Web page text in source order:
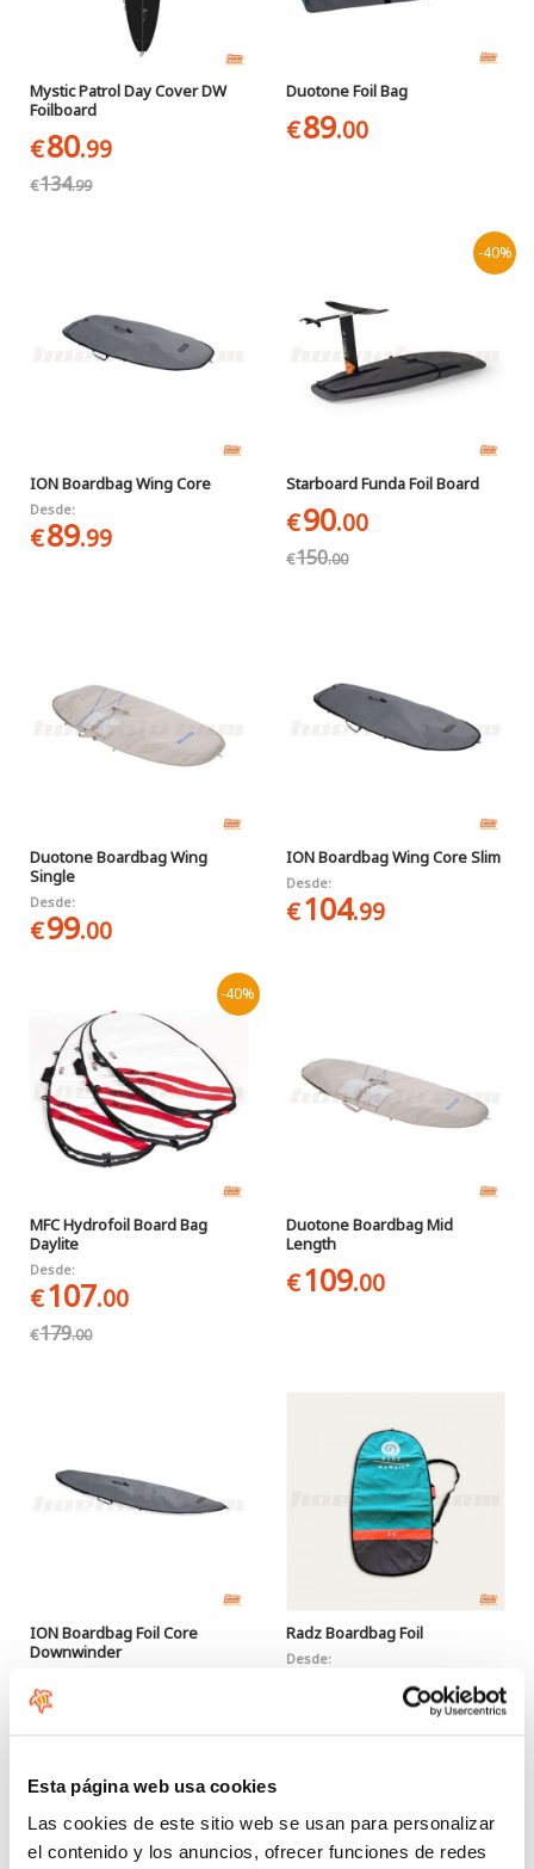
Esta página web usa cookies
Las cookies de este sitio web se usan para personalizar
el contenido y los anuncios, ofrecer funciones de redes
Mystic Patrol Day Cover DW
Foilboard
€80.99
€134.99
Duotone Foil Bag
€89.00
ION Boardbag Wing Core
Desde:
€89.99
-40%
Starboard Funda Foil Board
€90.00
€150.00
Duotone Boardbag Wing
Single
Desde:
€99.00
ION Boardbag Wing Core Slim
Desde:
€104.99
-40%
MFC Hydrofoil Board Bag
Daylite
Desde:
€107.00
€179.00
Duotone Boardbag Mid
Length
€109.00
ION Boardbag Foil Core
Downwinder
€119
Radz Boardbag Foil
Desde: